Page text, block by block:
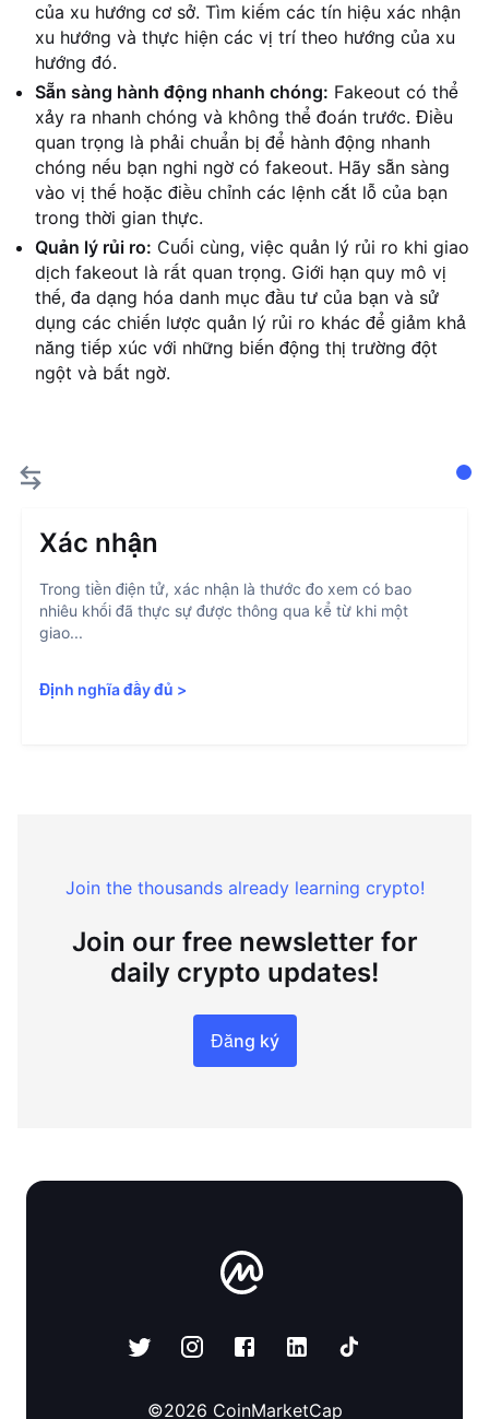
của xu hướng cơ sở. Tìm kiếm các tín hiệu xác nhận
xu hướng và thực hiện các vị trí theo hướng của xu
hướng đó.
Sẵn sàng hành động nhanh chóng: Fakeout có thể
xảy ra nhanh chóng và không thể đoán trước. Điều
quan trọng là phải chuẩn bị để hành động nhanh
chóng nếu bạn nghi ngờ có fakeout. Hãy sẵn sàng
vào vị thế hoặc điều chỉnh các lệnh cắt lỗ của bạn
trong thời gian thực.
Quản lý rủi ro: Cuối cùng, việc quản lý rủi ro khi giao
dịch fakeout là rất quan trọng. Giới hạn quy mô vị
thế, đa dạng hóa danh mục đầu tư của bạn và sử
dụng các chiến lược quản lý rủi ro khác để giảm khả
năng tiếp xúc với những biến động thị trường đột
ngột và bất ngờ.
Xác nhận
Trong tiền điện tử, xác nhận là thước đo xem có bao
nhiêu khối đã thực sự được thông qua kể từ khi một
giao...
Định nghĩa đầy đủ >
Join the thousands already learning crypto!
Join our free newsletter for
daily crypto updates!
Đăng ký
©2026 CoinMarketCap